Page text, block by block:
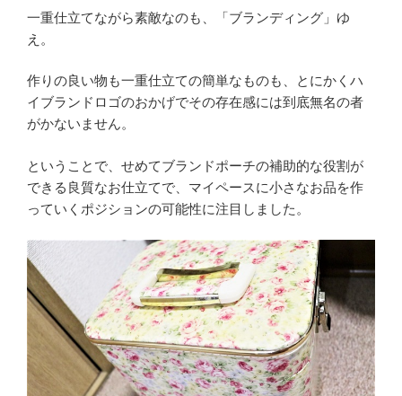
一重仕立てながら素敵なのも、「ブランディング」ゆ
え。
作りの良い物も一重仕立ての簡単なものも、とにかくハ
イブランドロゴのおかげでその存在感には到底無名の者
がかないません。
ということで、せめてブランドポーチの補助的な役割が
できる良質なお仕立てで、マイペースに小さなお品を作
っていくポジションの可能性に注目しました。